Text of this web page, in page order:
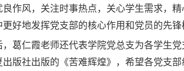
良作风，关注时事热点，关心学生需求，
更好地发挥党支部的核心作用和党员的先锋
，葛仁霞老师还代表学院党总支为各学生
出版社出版的《苦难辉煌》，希望各党支